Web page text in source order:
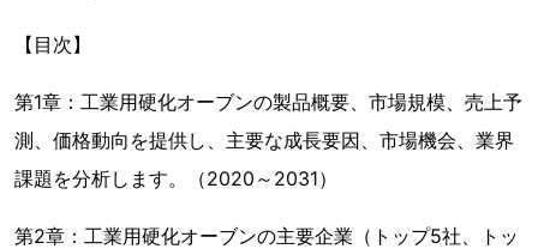
【目次】
第1章：工業用硬化オーブンの製品概要、市場規模、売上予
測、価格動向を提供し、主要な成長要因、市場機会、業界
課題を分析します。（2020～2031）
第2章：工業用硬化オーブンの主要企業（トップ5社、トッ